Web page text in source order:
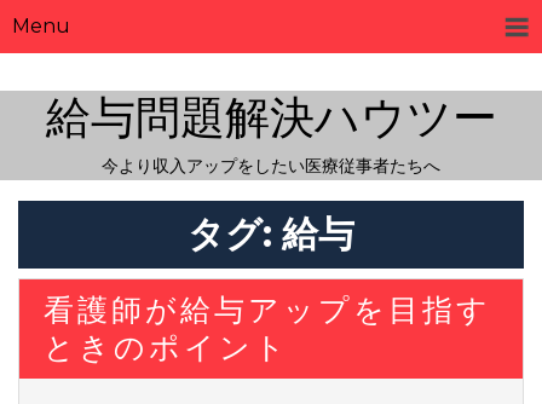
Menu
給与問題解決ハウツー
今より収入アップをしたい医療従事者たちへ
タグ: 給与
看護師が給与アップを目指す
ときのポイント